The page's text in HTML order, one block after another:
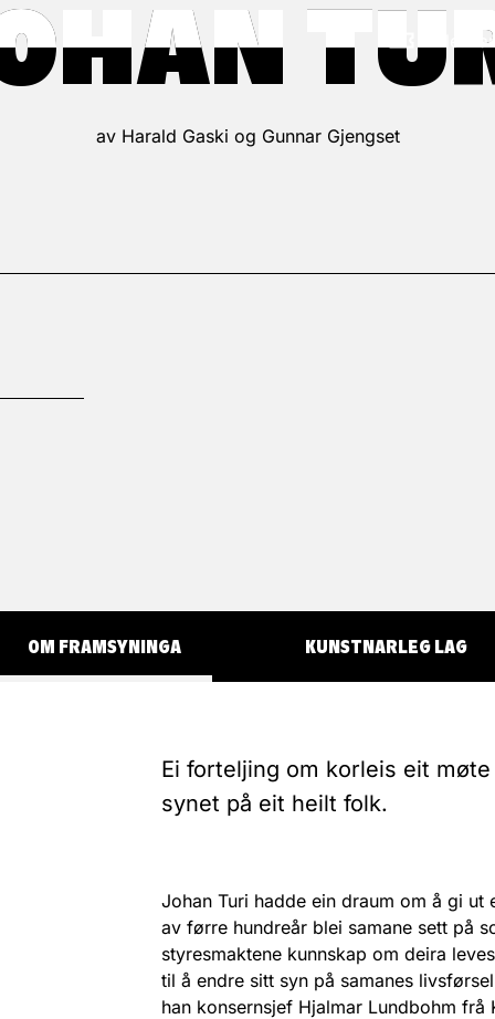
Alle
av Harald Gaski og Gunnar Gjengset
OM FRAMSYNINGA KUNSTNARLEG LAG
Ei forteljing om korleis eit
synet på eit heilt folk.
Johan Turi hadde ein draum om å gi
av førre hundreår blei samane sett på
styresmaktene kunnskap om deira
til å endre sitt syn på samanes
han konsernsjef Hjalmar Lundbohm